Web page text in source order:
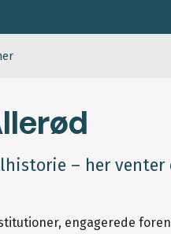
– her venter
engagerede